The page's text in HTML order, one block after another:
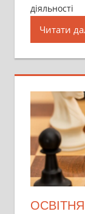
діяльності
Читати